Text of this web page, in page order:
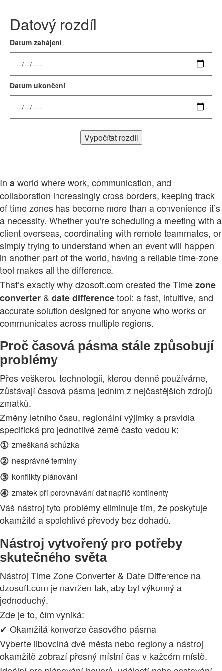
Datový rozdíl
Datum zahájení
Datum ukončení
Vypočítat rozdíl
In aworld where work, communication, and
collaboration increasingly cross borders, keeping track
of time zones has become more than a convenience it’s
a necessity. Whether you're scheduling a meeting with a
client overseas, coordinating with remote teammates, or
simply trying to understand when an event will happen
in another part of the world, having a reliable time‑zone
tool makes all the difference.
That’s exactly why dzosoft.com created the Timezone
converter & datedifferencetool: a fast, intuitive, and
accurate solution designed for anyone who works or
communicates across multiple regions.
Proč časová pásma stále způsobují
problémy
Přes veškerou technologii, kterou denně používáme,
zůstávají časová pásma jedním z nejčastějších zdrojů
zmatků.
Změny letního času, regionální výjimky a pravidla
specifická pro jednotlivé země často vedou k:
① zmeškaná schůzka
② nesprávné termíny
③ konflikty plánování
④ zmatek při porovnávání dat napříč kontinenty
Váš nástroj tyto problémy eliminuje tím, že poskytuje
okamžité a spolehlivé převody bez dohadů.
Nástroj vytvořený pro potřeby
skutečného světa
Nástroj Time Zone Converter & Date Difference na
dzosoft.com je navržen tak, aby byl výkonný a
jednoduchý.
Zde je to, čím vyniká:
✔ Okamžitá konverze časového pásma
Vyberte libovolná dvě města nebo regiony a nástroj
okamžitě zobrazí přesný místní čas v každém místě.